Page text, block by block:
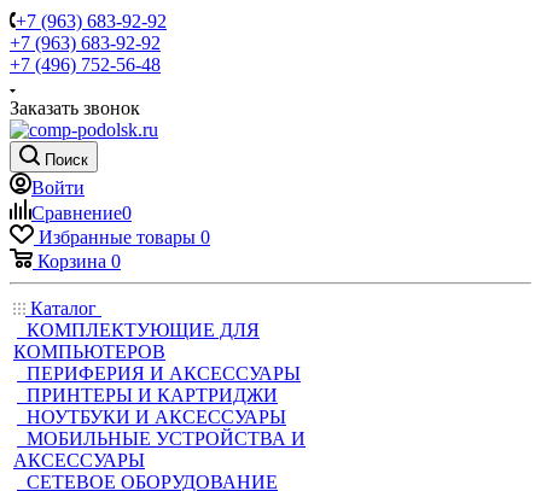
+7 (963) 683-92-92
+7 (963) 683-92-92
+7 (496) 752-56-48
Заказать звонок
Поиск
Войти
Сравнение0
Избранные товары 0
Корзина 0
Каталог
КОМПЛЕКТУЮЩИЕ ДЛЯ
КОМПЬЮТЕРОВ
ПЕРИФЕРИЯ И АКСЕССУАРЫ
ПРИНТЕРЫ И КАРТРИДЖИ
НОУТБУКИ И АКСЕССУАРЫ
МОБИЛЬНЫЕ УСТРОЙСТВА И
АКСЕССУАРЫ
СЕТЕВОЕ ОБОРУДОВАНИЕ